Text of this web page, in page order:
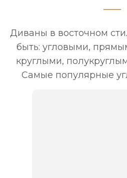
Диваны в восточном
быть: угловыми,
круглыми,
Самые популярные